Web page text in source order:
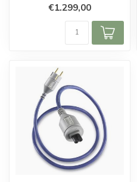
condutores ...
€1.299,00